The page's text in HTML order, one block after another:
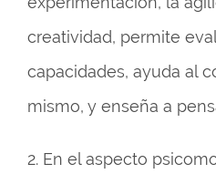
creatividad, permite
capacidades, ayuda al
mismo, y enseña a
2. En el aspecto